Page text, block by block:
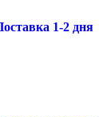
1-2 дня